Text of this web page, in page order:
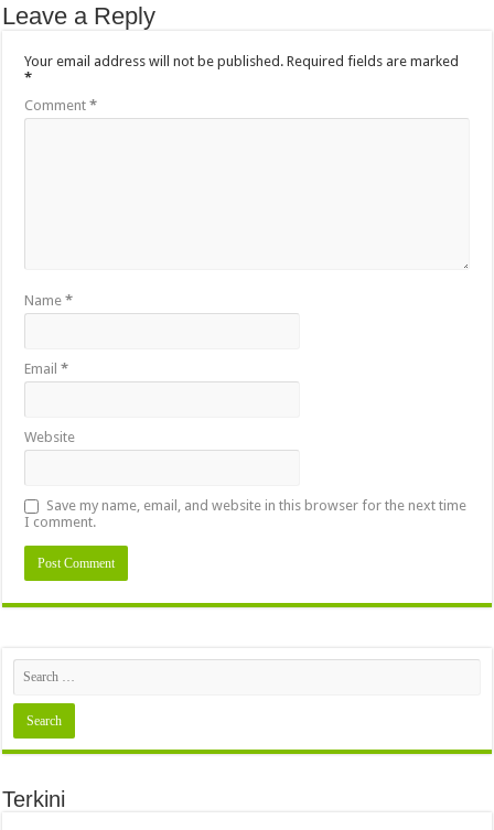
Leave a Reply
Your email address will not be published. Required fields are marked
*
Comment*
Name*
Email*
Website
Save my name, email, and website in this browser for the next time
I comment.
Terkini